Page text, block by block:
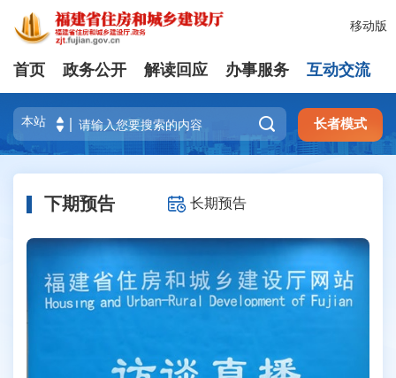
移动版
首页 政务公开 解读回应 办事服务 互动交流
 长者模式
下期预告 长期预告